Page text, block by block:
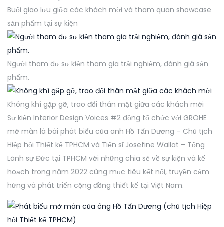
Buổi giao lưu giữa các khách mời và tham quan showcase
sản phẩm tại sự kiện
Người tham dự sự kiện tham gia trải nghiệm, đánh giá sản
phẩm.
Không khí gặp gỡ, trao đổi thân mật giữa các khách mời
Sự kiện Interior Design Voices #2 đồng tổ chức với GROHE
mở màn là bài phát biểu của anh Hồ Tấn Dương – Chủ tịch
Hiệp hội Thiết kế TPHCM và Tiến sĩ Josefine Wallat – Tổng
Lãnh sự Đức tại TPHCM với những chia sẻ về sự kiện và kế
hoạch trong năm 2022 cùng mục tiêu kết nối, truyền cảm
hứng và phát triển cộng đồng thiết kế tại Việt Nam.